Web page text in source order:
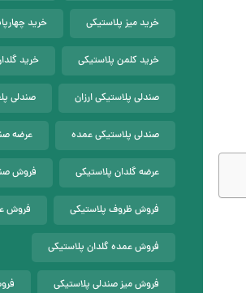
خرید میز پلاستیکی خرید
خرید کلمن پلاستیکی خرید
صندلی پلاستیکی ارزان صندلی
صندلی پلاستیکی عمده عرضه
عرضه گلدان پلاستیکی فروش
فروش ظروف پلاستیکی فروش
فروش عمده گلدان پلاستیکی
فروش میز صندلی پلاستیکی